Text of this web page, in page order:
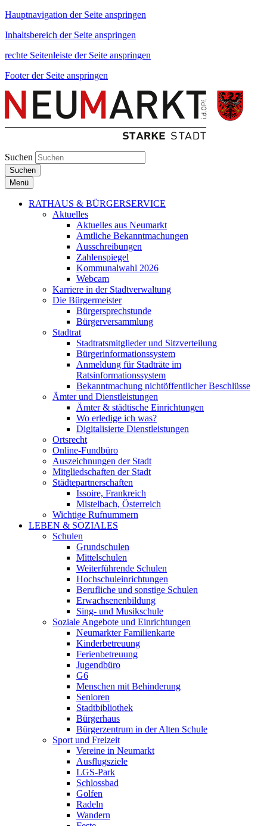
Hauptnavigation der Seite anspringen
Inhaltsbereich der Seite anspringen
rechte Seitenleiste der Seite anspringen
Footer der Seite anspringen
Suchen
Suchen
Menü
RATHAUS & BÜRGERSERVICE
Aktuelles
Aktuelles aus Neumarkt
Amtliche Bekanntmachungen
Ausschreibungen
Zahlenspiegel
Kommunalwahl 2026
Webcam
Karriere in der Stadtverwaltung
Die Bürgermeister
Bürgersprechstunde
Bürgerversammlung
Stadtrat
Stadtratsmitglieder und Sitzverteilung
Bürgerinformationssystem
Anmeldung für Stadträte im
Ratsinformationssystem
Bekanntmachung nichtöffentlicher Beschlüsse
Ämter und Dienstleistungen
Ämter & städtische Einrichtungen
Wo erledige ich was?
Digitalisierte Dienstleistungen
Ortsrecht
Online-Fundbüro
Auszeichnungen der Stadt
Mitgliedschaften der Stadt
Städtepartnerschaften
Issoire, Frankreich
Mistelbach, Österreich
Wichtige Rufnummern
LEBEN & SOZIALES
Schulen
Grundschulen
Mittelschulen
Weiterführende Schulen
Hochschuleinrichtungen
Berufliche und sonstige Schulen
Erwachsenenbildung
Sing- und Musikschule
Soziale Angebote und Einrichtungen
Neumarkter Familienkarte
Kinderbetreuung
Ferienbetreuung
Jugendbüro
G6
Menschen mit Behinderung
Senioren
Stadtbibliothek
Bürgerhaus
Bürgerzentrum in der Alten Schule
Sport und Freizeit
Vereine in Neumarkt
Ausflugsziele
LGS-Park
Schlossbad
Golfen
Radeln
Wandern